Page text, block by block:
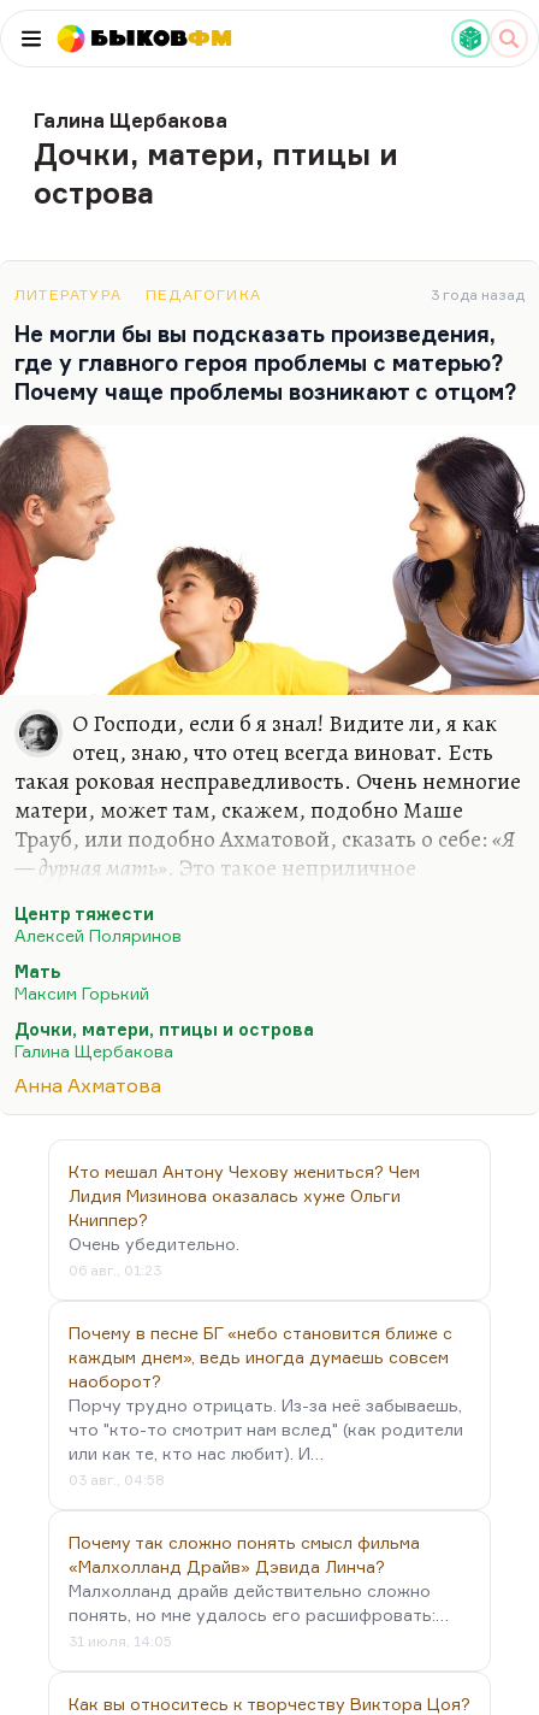
БыковФМ
Галина Щербакова
Дочки, матери, птицы и
острова
ЛИТЕРАТУРА ПЕДАГОГИКА 3 года назад
Не могли бы вы подсказать произведения,
где у главного героя проблемы с матерью?
Почему чаще проблемы возникают с отцом?
О Господи, если б я знал! Видите ли, я как
отец, знаю, что отец всегда виноват. Есть
такая роковая несправедливость. Очень немногие
матери, может там, скажем, подобно Маше
Трауб, или подобно Ахматовой, сказать о себе:«Я
— дурная мать». Это такое неприличное
ахматовским героизмом. Как это можно такое о
себе сказать? А я вот думаю, что отец — он по
определению плохой. Почему? Он мало времени
всегда проводит с ребенком, он не знает, как
воспитывать его. Вот в очень хорошем романе
Поляринова «Центр тяжести», который я, кстати
сказать, всем рекомендую, там замечательная
беременна, он сидит в шоке. Она говорит:…
Центр тяжести
Алексей Поляринов
Мать
Максим Горький
Дочки, матери, птицы и острова
Галина Щербакова
Анна Ахматова
Кто мешал Антону Чехову жениться? Чем
Лидия Мизинова оказалась хуже Ольги
Книппер?
Очень убедительно.
06 авг., 01:23
Почему в песне БГ «небо становится ближе с
каждым днем», ведь иногда думаешь совсем
наоборот?
Порчу трудно отрицать. Из-за неё забываешь,
что "кто-то смотрит нам вслед" (как родители
или как те, кто нас любит). И…
03 авг., 04:58
Почему так сложно понять смысл фильма
«Малхолланд Драйв» Дэвида Линча?
Малхолланд драйв действительно сложно
понять, но мне удалось его расшифровать:…
31 июля, 14:05
Как вы относитесь к творчеству Виктора Цоя?